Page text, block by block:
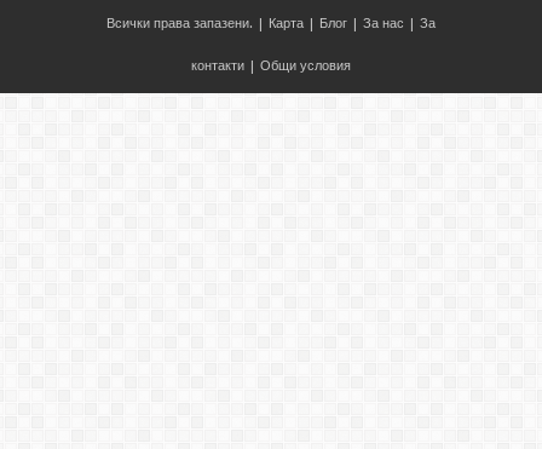
Всички права запазени. | Карта | Блог | За нас | За
контакти | Общи условия